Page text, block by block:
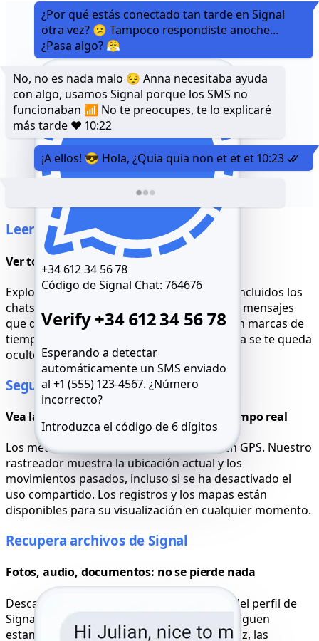
+34 612 34 56 78
Código de Signal Chat: 764676
Verify +34 612 34 56 78
Esperando a detectar
automáticamente un SMS enviado
al +1 (555) 123-4567. ¿Número
incorrecto?
Introduzca el código de 6 dígitos
Reenviar SMS 59:49 Llámame
¿Por qué estás conectado tan tarde en Signal
otra vez? 😕 Tampoco respondiste anoche...
¿Pasa algo? 😤
No, no es nada malo 😔 Anna necesitaba ayuda
con algo, usamos Signal porque los SMS no
funcionaban 📶 No te preocupes, te lo explicaré
más tarde ❤️ 10:22
¡A ellos! 😎 Hola, ¿Quia quia non et et et10:23
Leer chats de Signal
Ver todo, incluso los hilos secretos
Explora el historial completo de mensajes, incluidos los
chats eliminados y los grupos privados. Los mensajes
que desaparecen de Signal se restauran con marcas de
tiempo completas y datos de contacto. Nada se te queda
oculto.
Seguimiento en vivo de Signal
Vea la actualización de la ubicación en tiempo real
Los metadatos de fondo de Signal incluyen GPS. Nuestro
rastreador muestra la ubicación actual y los
movimientos pasados, incluso si se ha desactivado el
uso compartido. Los registros y los mapas están
disponibles para su visualización en cualquier momento.
Recupera archivos de Signal
Fotos, audio, documentos: no se pierde nada
Descarga todos los archivos compartidos del perfil de
Signal hackeado. Los archivos multimedia siguen
estando disponibles: incluso las notas de voz, las